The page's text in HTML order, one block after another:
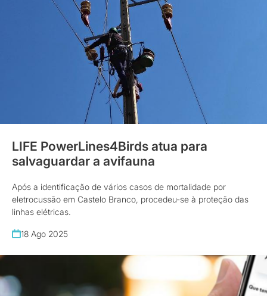
LIFE PowerLines4Birds atua para
salvaguardar a avifauna
Após a identificação de vários casos de mortalidade por
eletrocussão em Castelo Branco, procedeu-se à proteção das
linhas elétricas.
18 Ago 2025